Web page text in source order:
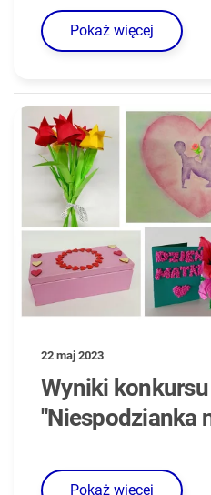
Pokaż więcej
22 maj 2023
Wyniki konkursu
"Niespodzianka
Pokaż więcej